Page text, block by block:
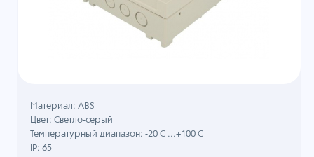
Материал: ABS
Цвет: Светло-серый
Температурный диапазон: -20 C ...+100 C
IP: 65